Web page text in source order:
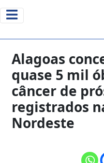
Alagoas
quase 5 mil
câncer de
registrados
Nordeste